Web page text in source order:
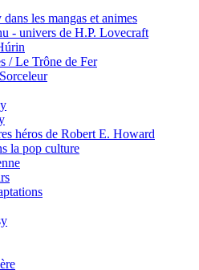
les mangas et animes
- univers de H.P. Lovecraft
/ Le Trône de Fer
héros de Robert E. Howard
la pop culture